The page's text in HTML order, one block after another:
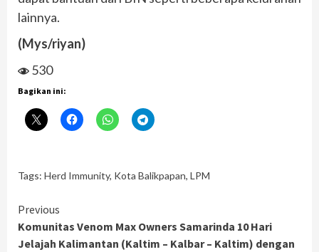
lainnya.
(Mys/riyan)
530
Bagikan ini:
Tags: Herd Immunity, Kota Balikpapan, LPM
Continue
Reading
Previous
Komunitas Venom Max Owners Samarinda 10 Hari
Jelajah Kalimantan (Kaltim – Kalbar – Kaltim) dengan